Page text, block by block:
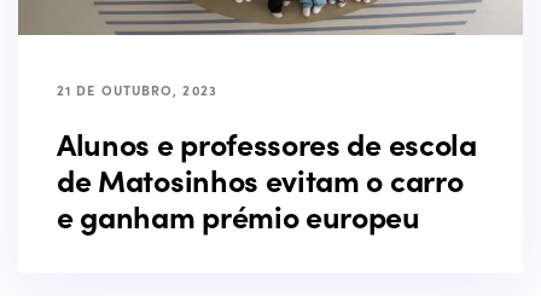
21 DE OUTUBRO, 2023
Alunos e professores de escola
de Matosinhos evitam o carro
e ganham prémio europeu